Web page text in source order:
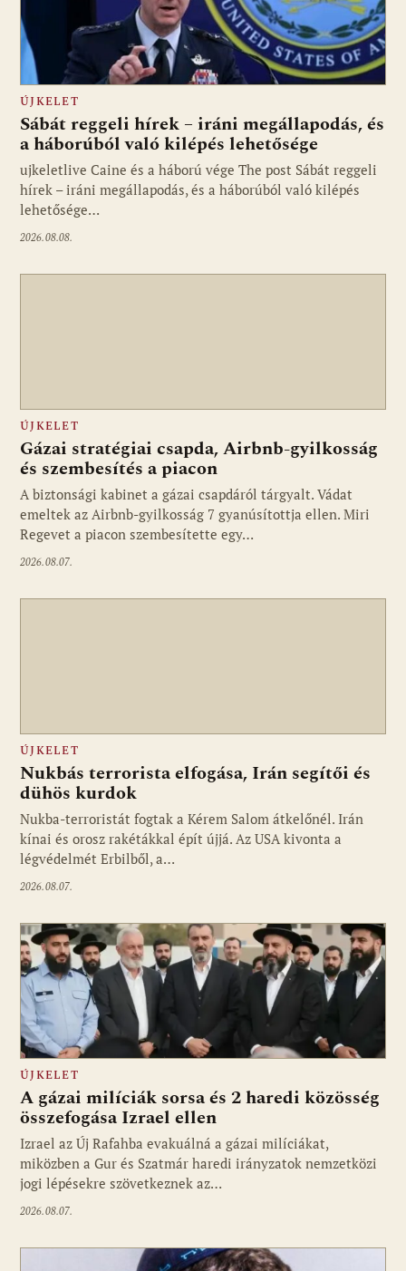
Fotó: ujkelet.live
ÚJKELET
Sábát reggeli hírek – iráni megállapodás, és
a háborúból való kilépés lehetősége
ujkeletlive Caine és a háború vége The post Sábát reggeli
hírek – iráni megállapodás, és a háborúból való kilépés
lehetősége…
2026.08.08.
ÚJKELET
Gázai stratégiai csapda, Airbnb-gyilkosság
és szembesítés a piacon
A biztonsági kabinet a gázai csapdáról tárgyalt. Vádat
emeltek az Airbnb-gyilkosság 7 gyanúsítottja ellen. Miri
Regevet a piacon szembesítette egy…
2026.08.07.
ÚJKELET
Nukbás terrorista elfogása, Irán segítői és
dühös kurdok
Nukba-terroristát fogtak a Kérem Salom átkelőnél. Irán
kínai és orosz rakétákkal épít újjá. Az USA kivonta a
légvédelmét Erbilből, a…
2026.08.07.
ÚJKELET
A gázai milíciák sorsa és 2 haredi közösség
összefogása Izrael ellen
Izrael az Új Rafahba evakuálná a gázai milíciákat,
miközben a Gur és Szatmár haredi irányzatok nemzetközi
jogi lépésekre szövetkeznek az…
2026.08.07.